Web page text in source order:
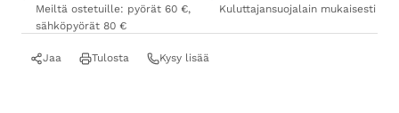
Meiltä ostetuille: pyörät 60 €,
sähköpyörät 80 €
Kuluttajansuojalain mukaisesti
Jaa Tulosta Kysy lisää